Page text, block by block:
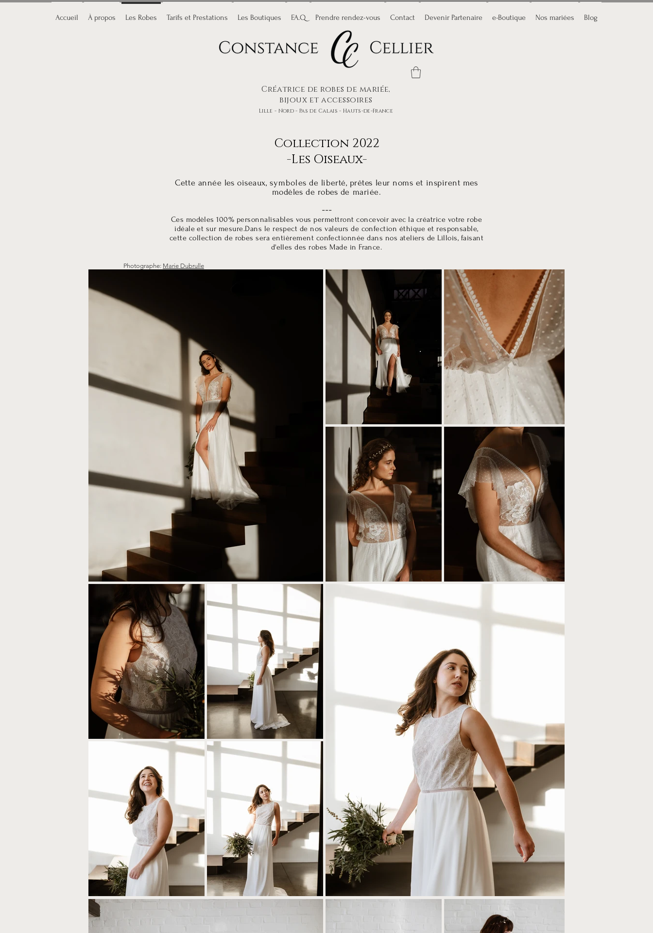
Accueil À propos Les Robes Tarifs et Prestations Les Boutiques F.A.Q Prendre rendez-vous Contact Devenir Partenaire e-Boutique Nos mariées Blog
Créatrice de robes de mariée,
bijoux et accessoires
Lille - Nord - Pas de Calais - Hauts-de-France
Collection 2022
-Les Oiseaux-
Cette année les oiseaux, symboles de liberté, prêtes leur noms et inspirent mes
modèles de robes de mariée.
---
Ces modèles 100% personnalisables vous permettront concevoir avec la créatrice votre robe
idéale et sur mesure.Dans le respect de nos valeurs de confection éthique et responsable,
cette collection de robes sera entièrement confectionnée dans nos ateliers de Lillois, faisant
d'elles des robes Made in France.
Photographe: Marie Dubrulle